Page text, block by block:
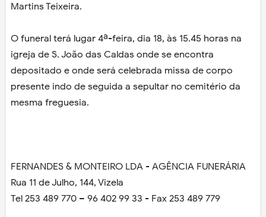
Martins Teixeira.
O funeral terá lugar 4ª-feira, dia 18, às 15.45 horas na
igreja de S. João das Caldas onde se encontra
depositado e onde será celebrada missa de corpo
presente indo de seguida a sepultar no cemitério da
mesma freguesia.
FERNANDES & MONTEIRO LDA - AGÊNCIA FUNERÁRIA
Rua 11 de Julho, 144, Vizela
Tel 253 489 770 – 96 402 99 33 - Fax 253 489 779